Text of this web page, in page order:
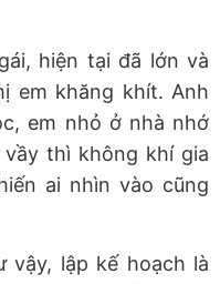
hiện tại đã lớn và
em khăng khít. Anh
em nhỏ ở nhà nhớ
thì không khí gia
ai nhìn vào cũng
vậy, lập kế hoạch là